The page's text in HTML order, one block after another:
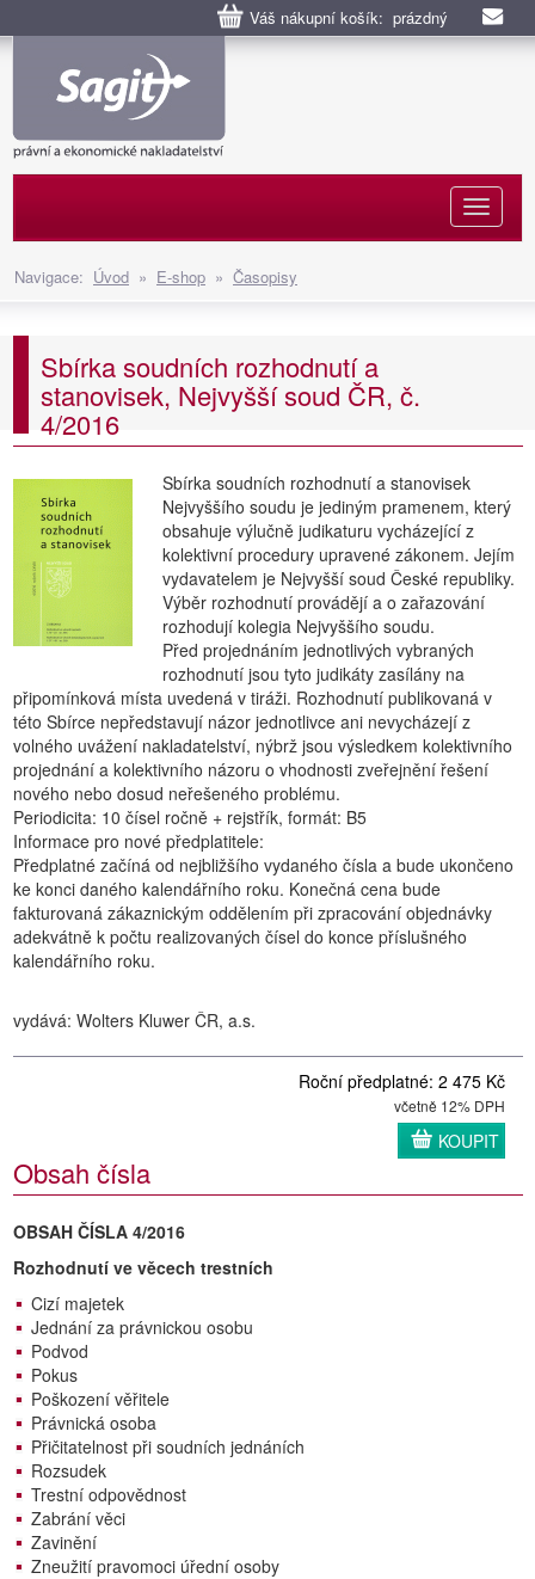
Váš nákupní košík: prázdný
Navigace: Úvod » E-shop » Časopisy
Sbírka soudních rozhodnutí a
stanovisek, Nejvyšší soud ČR, č.
4/2016
Sbírka soudních rozhodnutí a stanovisek
Nejvyššího soudu je jediným pramenem, který
obsahuje výlučně judikaturu vycházející z
kolektivní procedury upravené zákonem. Jejím
vydavatelem je Nejvyšší soud České republiky.
Výběr rozhodnutí provádějí a o zařazování
rozhodují kolegia Nejvyššího soudu.
Před projednáním jednotlivých vybraných
rozhodnutí jsou tyto judikáty zasílány na
připomínková místa uvedená v tiráži. Rozhodnutí publikovaná v
této Sbírce nepředstavují názor jednotlivce ani nevycházejí z
volného uvážení nakladatelství, nýbrž jsou výsledkem kolektivního
projednání a kolektivního názoru o vhodnosti zveřejnění řešení
nového nebo dosud neřešeného problému.
Periodicita: 10 čísel ročně + rejstřík, formát: B5
Informace pro nové předplatitele:
Předplatné začíná od nejbližšího vydaného čísla a bude ukončeno
ke konci daného kalendářního roku. Konečná cena bude
fakturovaná zákaznickým oddělením při zpracování objednávky
adekvátně k počtu realizovaných čísel do konce příslušného
kalendářního roku.
vydává: Wolters Kluwer ČR, a.s.
Roční předplatné: 2 475 Kč
včetně 12% DPH
KOUPIT
Obsah čísla
OBSAH ČÍSLA 4/2016
Rozhodnutí ve věcech trestních
Cizí majetek
Jednání za právnickou osobu
Podvod
Pokus
Poškození věřitele
Právnická osoba
Přičitatelnost při soudních jednáních
Rozsudek
Trestní odpovědnost
Zabrání věci
Zavinění
Zneužití pravomoci úřední osoby